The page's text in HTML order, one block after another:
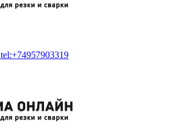
tel:+74957903319